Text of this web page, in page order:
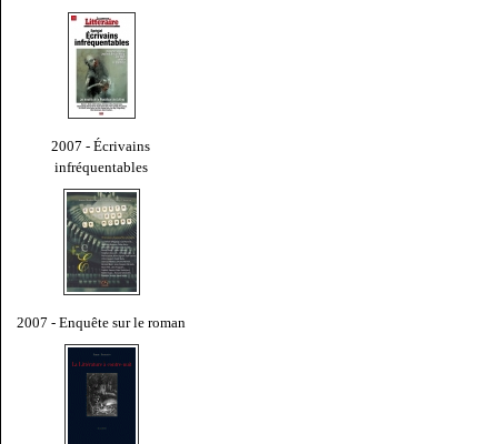
2007 - Écrivains
infréquentables
2007 - Enquête sur le roman